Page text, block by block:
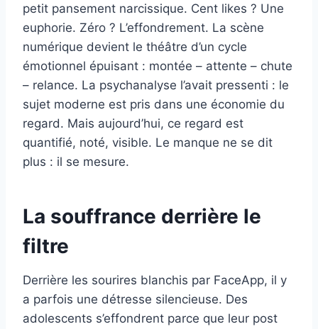
petit pansement narcissique. Cent likes ? Une
euphorie. Zéro ? L’effondrement. La scène
numérique devient le théâtre d’un cycle
émotionnel épuisant : montée – attente – chute
– relance. La psychanalyse l’avait pressenti : le
sujet moderne est pris dans une économie du
regard. Mais aujourd’hui, ce regard est
quantifié, noté, visible. Le manque ne se dit
plus : il se mesure.
La souffrance derrière le
filtre
Derrière les sourires blanchis par FaceApp, il y
a parfois une détresse silencieuse. Des
adolescents s’effondrent parce que leur post